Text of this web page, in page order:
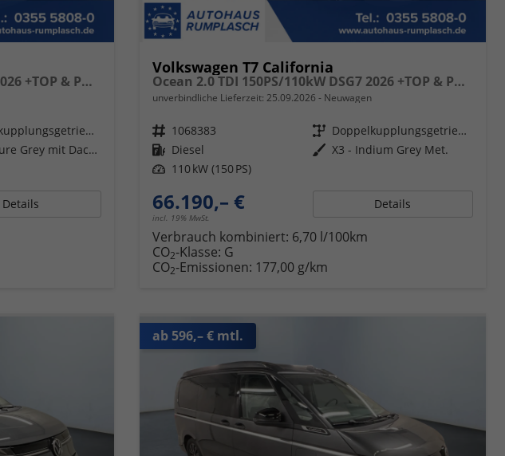
Ocean 2.0 TDI 150PS/110kW DSG7 2026 +TOP & PARK PAKET+18" ALU+AHK+TRAVEL ASSIST+EL- HEBEDACH, BASALT GRAU+CAMPINGAUSBAU
Doppelkupplungsgetriebe (DSG)
J22T - Pure Grey mit Dach in Schwarz
Details
Volkswagen T7 California
Ocean 2.0 TDI 150PS/110kW DSG7 2026 +TOP & PARK PAKET+18" ALU+AHK+TRAVEL ASSIST+EL- HEBEDACH, BASALT GRAU+CAMPINGAUSBAU
unverbindliche Lieferzeit: 25.09.2026 Neuwagen
Fahrzeugnr. 1068383 Getriebe
Doppelkupplungsgetriebe (DSG)
Kraftstoff Diesel Außenfarbe X3 - Indium Grey Met.
Leistung 110 kW (150 PS)
66.190,– €
incl. 19% MwSt.
Details
Verbrauch kombiniert: 6,70 l/100km
CO2-Klasse: G
CO2-Emissionen: 177,00 g/km
ab 596,– € mtl.